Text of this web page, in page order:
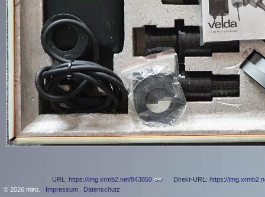
URL: https://img.xrmb2.net/843850 Direkt-URL: https://
© 2026 miro. Impressum Datenschutz